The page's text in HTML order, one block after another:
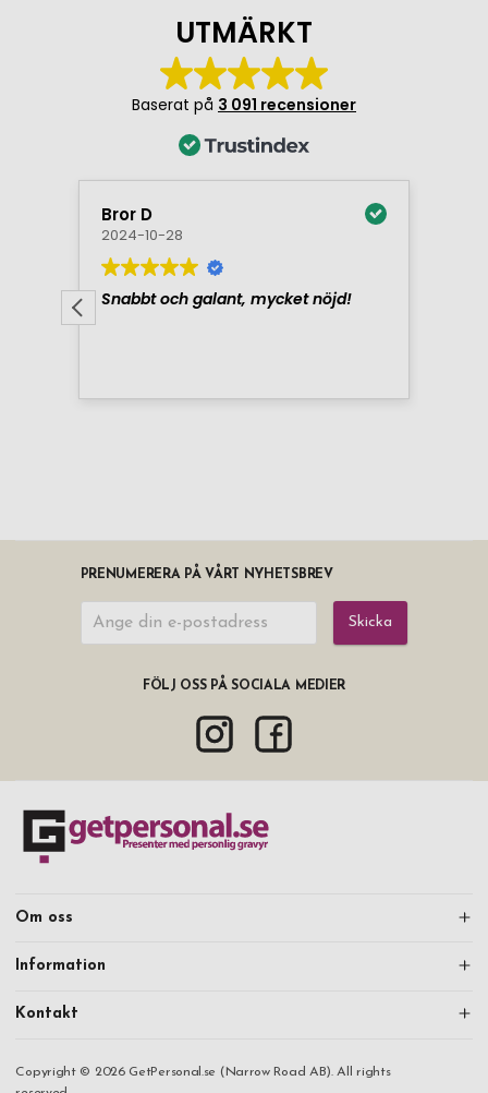
PRENUMERERA PÅ VÅRT NYHETSBREV
Skicka
FÖLJ OSS PÅ SOCIALA MEDIER
Om oss
Information
Kontakt
Copyright © 2026 GetPersonal.se (Narrow Road AB). All rights